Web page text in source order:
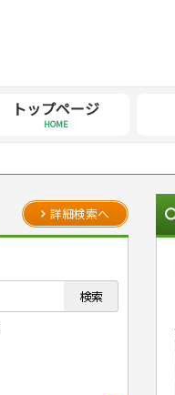
トップページ
HOME
詳細検索へ